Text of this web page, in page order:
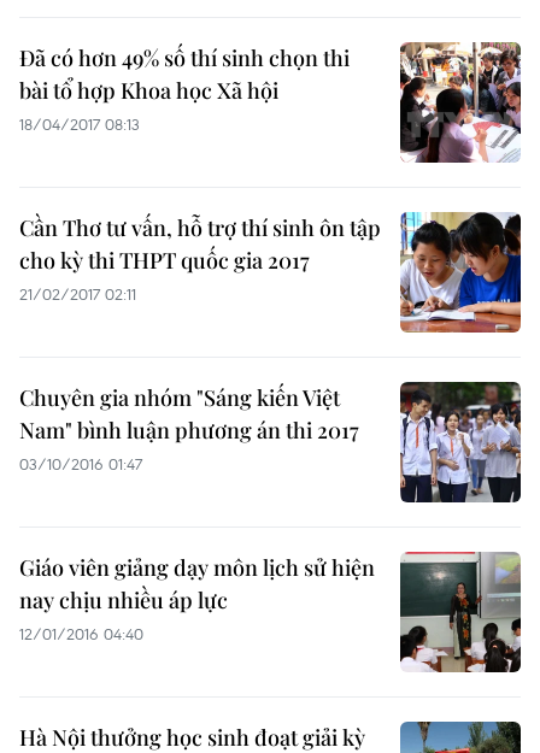
Đã có hơn 49% số thí sinh chọn thi
bài tổ hợp Khoa học Xã hội
18/04/2017 08:13
Cần Thơ tư vấn, hỗ trợ thí sinh ôn tập
cho kỳ thi T​HPT quốc gia 2017
21/02/2017 02:11
Chuyên gia nhóm "Sáng kiến Việt
Nam" bình luận phương án thi 2017
03/10/2016 01:47
Giáo viên giảng dạy môn lịch sử hiện
nay chịu nhiều áp lực
12/01/2016 04:40
Hà Nội thưởng học sinh đoạt giải kỳ